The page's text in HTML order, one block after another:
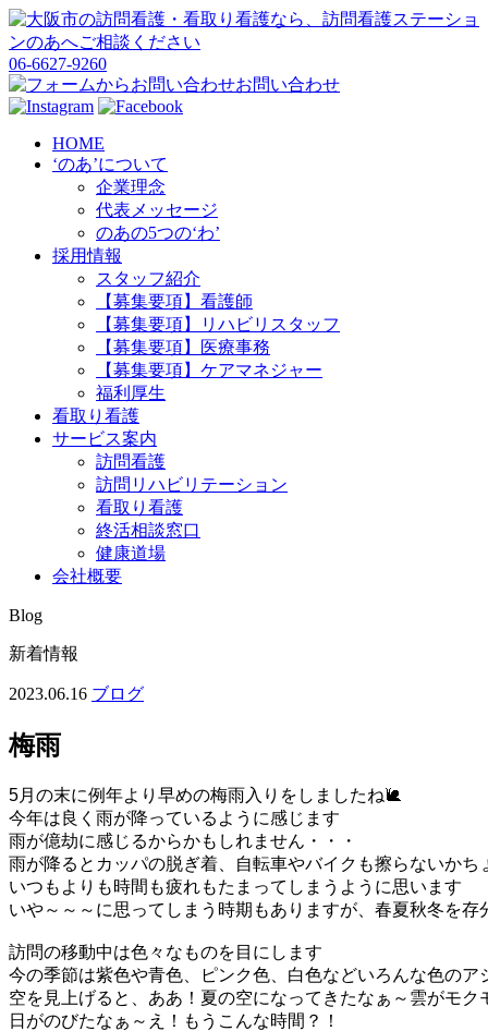
06-6627-9260
お問い合わせ
HOME
‘のあ’について
企業理念
代表メッセージ
のあの5つの‘わ’
採用情報
スタッフ紹介
【募集要項】看護師
【募集要項】リハビリスタッフ
【募集要項】医療事務
【募集要項】ケアマネジャー
福利厚生
看取り看護
サービス案内
訪問看護
訪問リハビリテーション
看取り看護
終活相談窓口
健康道場
会社概要
Blog
新着情報
2023.06.16 ブログ
梅雨
5月の末に例年より早めの梅雨入りをしましたね🐌
今年は良く雨が降っているように感じます
雨が億劫に感じるからかもしれません・・・
雨が降るとカッパの脱ぎ着、自転車やバイクも擦らないかち
いつもよりも時間も疲れもたまってしまうように思います
いや～～～に思ってしまう時期もありますが、春夏秋冬を
訪問の移動中は色々なものを目にします
今の季節は紫色や青色、ピンク色、白色などいろんな色のア
空を見上げると、ああ！夏の空になってきたなぁ～雲がモク
日がのびたなぁ～え！もうこんな時間？！